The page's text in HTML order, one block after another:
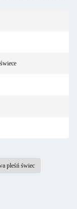
pleśń świec